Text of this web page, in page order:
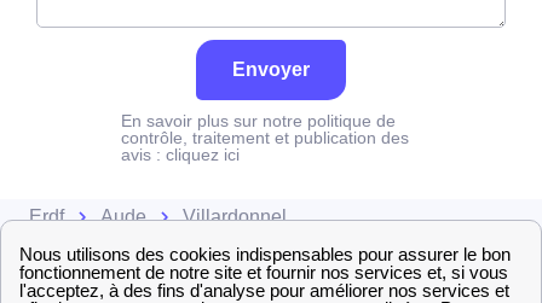
Envoyer
En savoir plus sur notre politique de
contrôle, traitement et publication des
avis : cliquez ici
Erdf Aude Villardonnel